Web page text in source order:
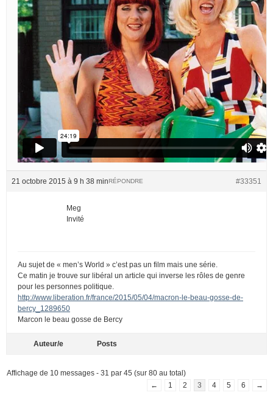
21 octobre 2015 à 9 h 38 min #33351
RÉPONDRE
Meg
Invité
Au sujet de « men’s World » c’est pas un film mais une série.
Ce matin je trouve sur libéral un article qui inverse les rôles de genre
pour les personnes politique.
http://www.liberation.fr/france/2015/05/04/macron-le-beau-gosse-de-
bercy_1289650
Marcon le beau gosse de Bercy
Auteur/e Posts
Affichage de 10 messages - 31 par 45 (sur 80 au total)
←
1 2 3 4 5 6 →